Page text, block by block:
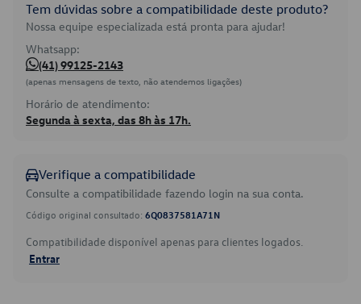
Tem dúvidas sobre a compatibilidade deste produto?
Nossa equipe especializada está pronta para ajudar!
Whatsapp:
(41) 99125-2143
(apenas mensagens de texto, não atendemos ligações)
Horário de atendimento:
Segunda à sexta, das 8h às 17h.
Verifique a compatibilidade
Consulte a compatibilidade fazendo login na sua conta.
Código original consultado: 6Q0837581A71N
Compatibilidade disponível apenas para clientes logados.
Entrar